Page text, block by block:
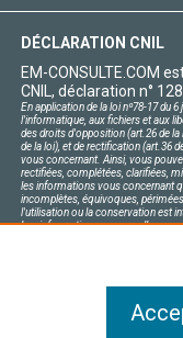
DÉCLARATION CNIL
EM-CONSULTE.COM
CNIL, déclaration n°
En application de la loi nº78-17 du 6
l'informatique, aux fichiers et aux
des droits d'opposition (art.26 de la
de la loi), et de rectification (art.36
vous concernant. Ainsi, vous
rectifiées, complétées, clarifiées,
les informations vous concernant
incomplètes, équivoques,
l'utilisation ou la conservation est
Les informations personnelles